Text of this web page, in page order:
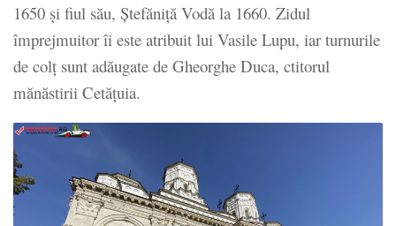
1650 și fiul său, Ștefăniță Vodă la 1660. Zidul
împrejmuitor îi este atribuit lui Vasile Lupu, iar turnurile
de colț sunt adăugate de Gheorghe Duca, ctitorul
mănăstirii Cetățuia.